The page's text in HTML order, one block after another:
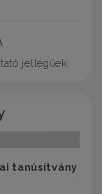
jellegűek.
tanúsítvány